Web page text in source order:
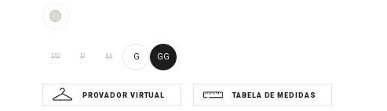
PP P M G GG